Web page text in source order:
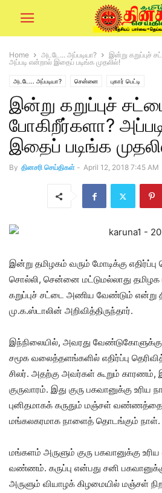
Home அடடே... அப்படியா?
இன்று கறுப்புச்
அப்படி என்றால் இதைப் படிங்க முதலில்!
அடடே... அப்படியா? சென்னை புகார் பெட்டி
இன்று கறுப்புச்
போகிறீர்களா?
இதைப் படிங்க
By தினசரி செய்திகள் - April 12, 2018 7:45 AM
இன்று தமிழகம் வரும் மோடிக்கு
சொல்லி, சென்னை மட்டுமல்லாது
கறுப்புச் சட்டை அணிய வேண்டும் என்று
மு.க.ஸ்டாலின் அறிவித்திருந்தார்.
இந்நிலையில், அவரது வேண்டுகோளுக்கு
சமூக வலைத்தளங்களில் எதிர்ப்பு
சிலர். அதற்கு அவர்கள் கூறும் காரணம்,
குருவாரம். இது குரு பகவானுக்கு உரிய
புனிதமாகக் கருதும் மஞ்சள்
மங்கலகரமாக நாளைத் தொடங்கும் நாள்.
மங்களம் அருளும் குரு பகவானுக்கு
வண்ணம். கருப்பு என்பது சனி
அருளும் வியாழக் கிழமையில் மஞ்சள்